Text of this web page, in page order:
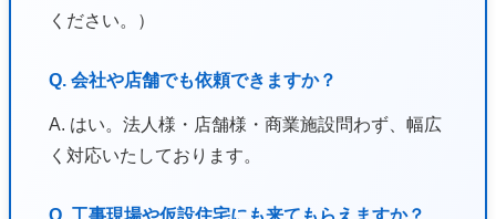
ください。）
Q. 会社や店舗でも依頼できますか？
A. はい。法人様・店舗様・商業施設問わず、幅広
く対応いたしております。
Q. 工事現場や仮設住宅にも来てもらえますか？